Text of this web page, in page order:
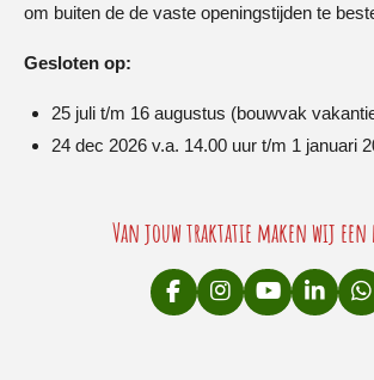
om buiten de de vaste openingstijden te
Gesloten op:
25 juli t/m 16 augustus (bouwvak
24 dec 2026 v.a. 14.00 uur t/m 1 januari
Van jouw traktatie maken wij een
F
a
I
n
Y
o
L
i
W
h